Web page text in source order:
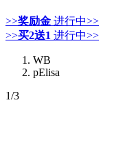
>>奖励金 进行中>>
>>买2送1 进行中>>
WB
pElisa
1/3